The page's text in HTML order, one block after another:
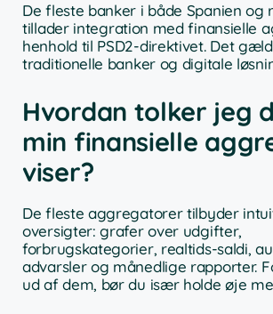
De fleste banker i både Spanien og
tillader integration med finansielle
henhold til PSD2-direktivet. Det
traditionelle banker og digitale
Hvordan tolker jeg
min finansielle
viser?
De fleste aggregatorer tilbyder
oversigter: grafer over udgifter,
forbrugskategorier, realtids-saldi,
advarsler og månedlige rapporter.
ud af dem, bør du især holde øje